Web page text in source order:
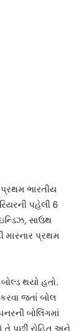
પ્રથમ ભારતીય
પહેલી 6
સાઉથ
મારનાર પ્રથમ
થયો હતો.
જતાં બોલ
બોલિંગમાં
પછી રોહિત અને